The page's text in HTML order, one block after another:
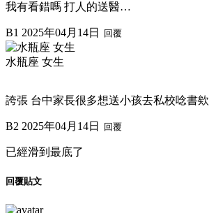
我有看錯嗎 打人的送醫…
B1 2025年04月14日 回覆
水瓶座 女生
誇張 台中家長很多想送小孩去私校唸書欸
B2 2025年04月14日 回覆
已經滑到最底了
回覆貼文